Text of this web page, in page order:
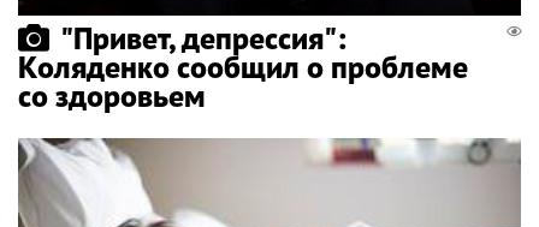
"Привет, депрессия":
Коляденко сообщил о проблеме
со здоровьем